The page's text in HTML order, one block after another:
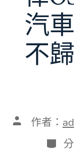
汽
不
文 作者：
分
類